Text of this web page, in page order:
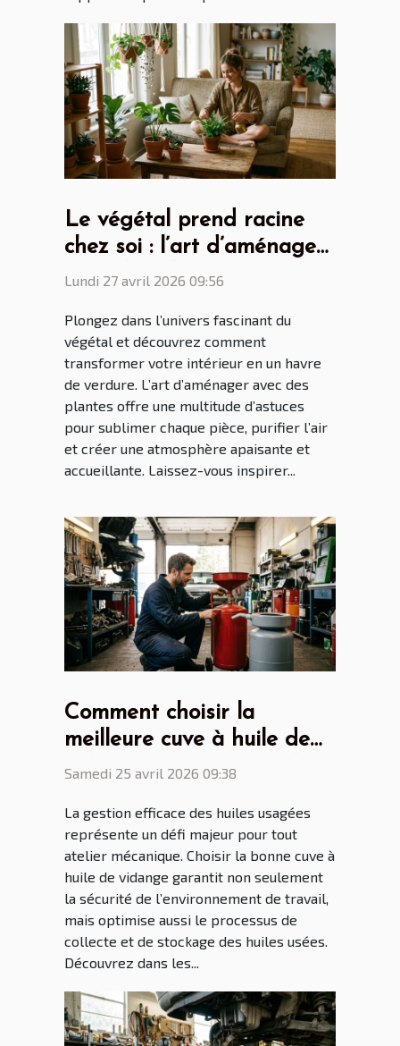
Le végétal prend racine
chez soi : l’art d’aménager
avec des plantes
Lundi 27 avril 2026 09:56
Plongez dans l’univers fascinant du
végétal et découvrez comment
transformer votre intérieur en un havre
de verdure. L’art d’aménager avec des
plantes offre une multitude d’astuces
pour sublimer chaque pièce, purifier l’air
et créer une atmosphère apaisante et
accueillante. Laissez-vous inspirer...
Comment choisir la
meilleure cuve à huile de
vidange pour votre atelier
Samedi 25 avril 2026 09:38
La gestion efficace des huiles usagées
représente un défi majeur pour tout
atelier mécanique. Choisir la bonne cuve à
huile de vidange garantit non seulement
la sécurité de l’environnement de travail,
mais optimise aussi le processus de
collecte et de stockage des huiles usées.
Découvrez dans les...